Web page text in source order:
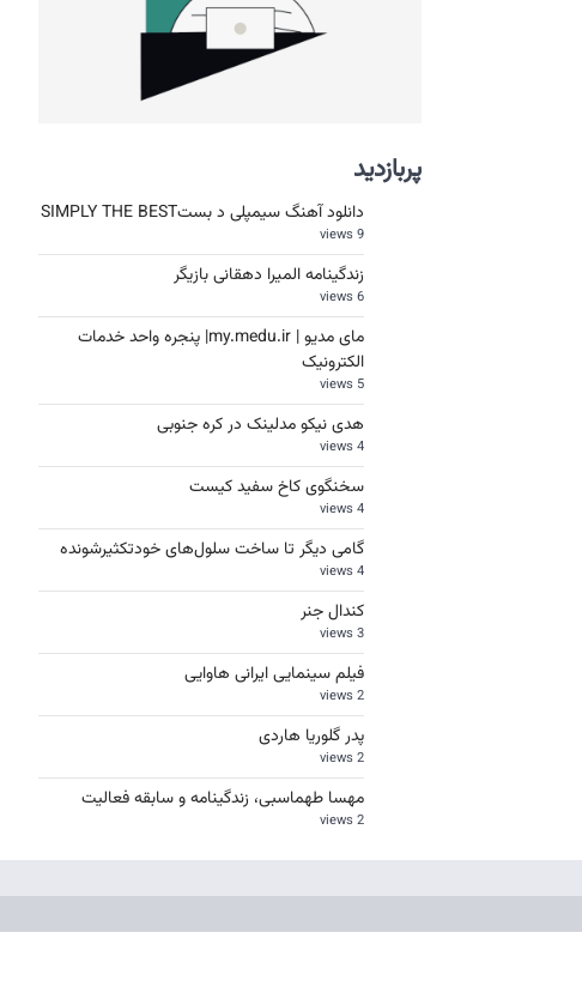
پربازدید
دانلود آهنگ سیمپلی د بستSIMPLY THE BEST
9 views
زندگینامه المیرا دهقانی بازیگر
6 views
مای مدیو | my.medu.ir| پنجره واحد خدمات
الکترونیک
5 views
هدی نیکو مدلینک در کره جنوبی
4 views
سخنگوی کاخ سفید کیست
4 views
گامی دیگر تا ساخت سلول‌های خودتکثیرشونده
4 views
کندال جنر
3 views
فیلم سینمایی ایرانی هاوایی
2 views
پدر گلوریا هاردی
2 views
مهسا طهماسبی، زندگینامه و سابقه فعالیت
2 views